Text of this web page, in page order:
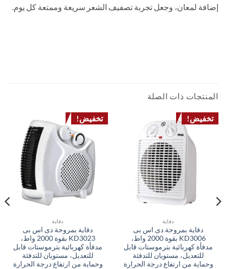
إضافة لمعان، وجعل تجربة تصفيف الشعر سريعة وممتعة كل يوم.
المنتجات ذات الصلة
تخفيض!
دفاية
دفاية بمروحة دى اس بى
KD3006 بقوة 2000 واط،
مدفأة كهربائية بترموستات قابل
للتعديل، مستويان للتدفئة
وحماية من ارتفاع درجة الحرارة
تخفيض!
دفاية
دفاية بمروحة دى اس بى
KD3023 بقوة 2000 واط،
مدفأة كهربائية بترموستات قابل
للتعديل، مستويان للتدفئة
وحماية من ارتفاع درجة الحرارة